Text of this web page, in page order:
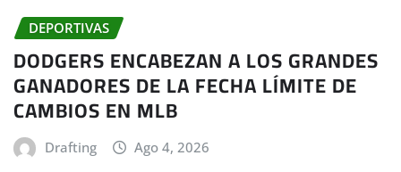
DEPORTIVAS
DODGERS ENCABEZAN A LOS GRANDES
GANADORES DE LA FECHA LÍMITE DE
CAMBIOS EN MLB
Drafting Ago 4, 2026